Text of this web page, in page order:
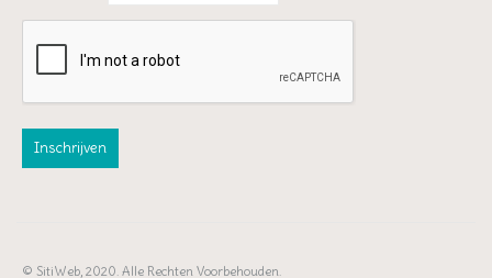
© SitiWeb, 2020. Alle Rechten Voorbehouden.